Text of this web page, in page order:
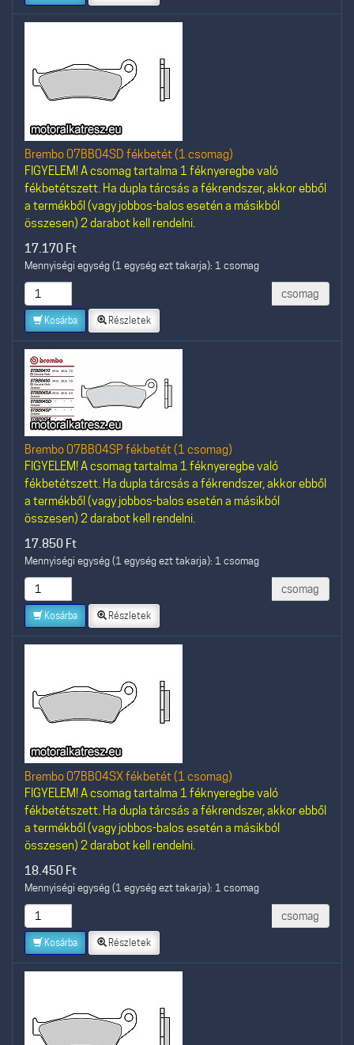
Brembo 07BB04SD fékbetét (1 csomag)
FIGYELEM! A csomag tartalma 1 féknyeregbe való
fékbetétszett. Ha dupla tárcsás a fékrendszer, akkor ebből
a termékből (vagy jobbos-balos esetén a másikból
összesen) 2 darabot kell rendelni.
17.170 Ft
Mennyiségi egység (1 egység ezt takarja): 1 csomag
csomag
Kosárba Részletek
Brembo 07BB04SP fékbetét (1 csomag)
FIGYELEM! A csomag tartalma 1 féknyeregbe való
fékbetétszett. Ha dupla tárcsás a fékrendszer, akkor ebből
a termékből (vagy jobbos-balos esetén a másikból
összesen) 2 darabot kell rendelni.
17.850 Ft
Mennyiségi egység (1 egység ezt takarja): 1 csomag
csomag
Kosárba Részletek
Brembo 07BB04SX fékbetét (1 csomag)
FIGYELEM! A csomag tartalma 1 féknyeregbe való
fékbetétszett. Ha dupla tárcsás a fékrendszer, akkor ebből
a termékből (vagy jobbos-balos esetén a másikból
összesen) 2 darabot kell rendelni.
18.450 Ft
Mennyiségi egység (1 egység ezt takarja): 1 csomag
csomag
Kosárba Részletek